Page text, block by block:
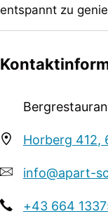
entspannt zu
Skifahrern und
entspannt zu
Horberg 412,
info@apart-
+43 664